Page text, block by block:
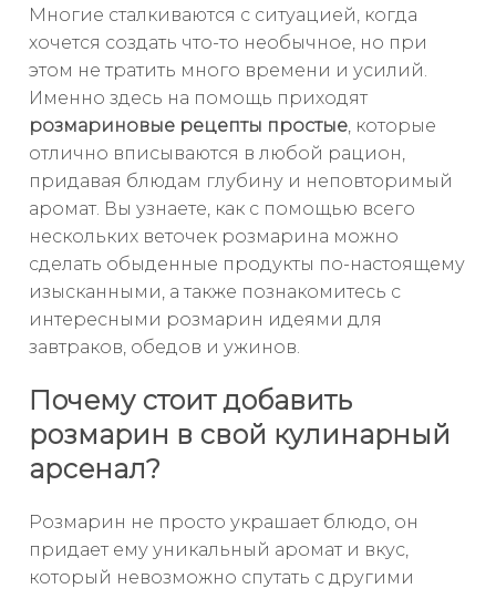
Многие сталкиваются с ситуацией, когда
хочется создать что-то необычное, но при
этом не тратить много времени и усилий.
Именно здесь на помощь приходят
розмариновые рецепты простые, которые
отлично вписываются в любой рацион,
придавая блюдам глубину и неповторимый
аромат. Вы узнаете, как с помощью всего
нескольких веточек розмарина можно
сделать обыденные продукты по-настоящему
изысканными, а также познакомитесь с
интересными розмарин идеями для
завтраков, обедов и ужинов.
Почему стоит добавить
розмарин в свой кулинарный
арсенал?
Розмарин не просто украшает блюдо, он
придает ему уникальный аромат и вкус,
который невозможно спутать с другими